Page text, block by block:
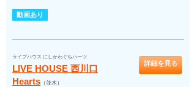
動画あり
ライブハウス にしかわぐちハーツ
LIVE HOUSE 西川口
Hearts （並木）
詳細を見る